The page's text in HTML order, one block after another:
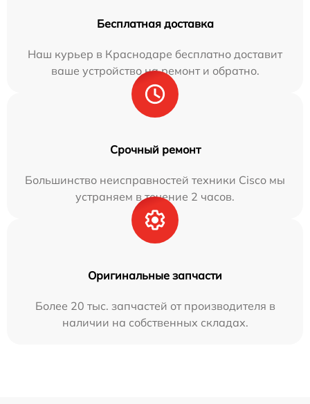
Бесплатная доставка
Наш курьер в Краснодаре бесплатно доставит
ваше устройство на ремонт и обратно.
Срочный ремонт
Большинство неисправностей техники Cisco мы
устраняем в течение 2 часов.
Оригинальные запчасти
Более 20 тыс. запчастей от производителя в
наличии на собственных складах.